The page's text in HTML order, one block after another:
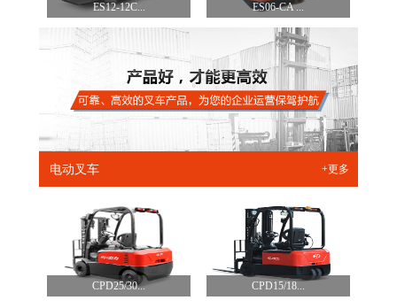
ES12-12C... ES06-CA ...
电动叉车 +更多
CPD25/30... CPD15/18...